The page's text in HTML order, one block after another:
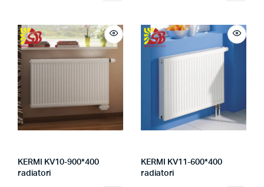
KERMI KV10-900*400
radiatori
KERMI KV11-600*400
radiatori